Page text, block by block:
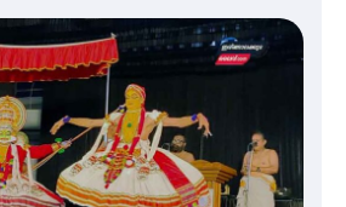
എല്ലാ വിദ്യാഭ്യാസ
ശനിയാഴ്ച
യൂണിവേഴ്‌സിറ്റിയിൽ നിന്ന്
സാഹിത്യത്തിൽ
നേടിയ എൻ. ആര്യ